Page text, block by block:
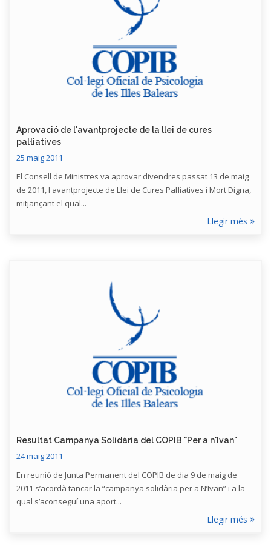
Aprovació de l'avantprojecte de la llei de cures
pal·liatives
25 maig 2011
El Consell de Ministres va aprovar divendres passat 13 de maig
de 2011, l'avantprojecte de Llei de Cures Pal·liatives i Mort Digna,
mitjançant el qual...
Llegir més
Resultat Campanya Solidària del COPIB "Per a n'Ivan"
24 maig 2011
En reunió de Junta Permanent del COPIB de dia 9 de maig de
2011 s’acordà tancar la “campanya solidària per a N’Ivan” i a la
qual s’aconseguí una aport...
Llegir més